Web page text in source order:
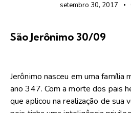
setembro 30, 2017
São Jerônimo 30/09
Jerônimo nasceu em uma família
ano 347. Com a morte dos pais
que aplicou na realização de sua